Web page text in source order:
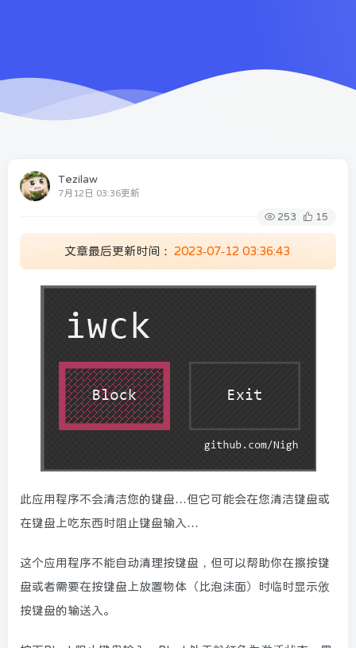
Tezilaw
7月12日 03:36更新
253 15
文章最后更新时间： 2023-07-12 03:36:43
此应用程序不会清洁您的键盘…但它可能会在您清洁键盘或
在键盘上吃东西时阻止键盘输入…
这个应用程序不能自动清理按键盘，但可以帮助你在擦按键
盘或者需要在按键盘上放置物体（比泡沫面）时临时显示攽
按键盘的输送入。